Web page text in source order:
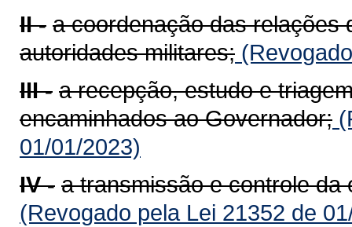
II - a coordenação das relações
autoridades militares;
III - a recepção, estudo e
encaminhados ao Governador;
01/01/2023)
IV - a transmissão e controle
(Revogado pela Lei 21352 de